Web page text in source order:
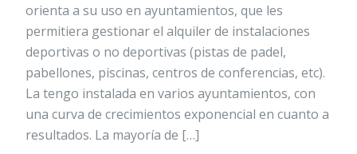
orienta a su uso en ayuntamientos, que les
permitiera gestionar el alquiler de instalaciones
deportivas o no deportivas (pistas de padel,
pabellones, piscinas, centros de conferencias, etc).
La tengo instalada en varios ayuntamientos, con
una curva de crecimientos exponencial en cuanto a
resultados. La mayoría de […]